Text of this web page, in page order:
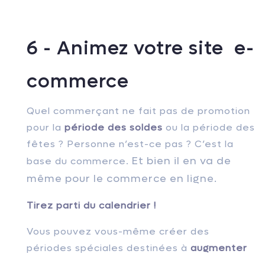
6 - Animez votre site e-
commerce
Quel commerçant ne fait pas de promotion
pour la période des soldes ou la période des
fêtes ? Personne n’est-ce pas ? C’est la
base du commerce. Et bien il en va de
même pour le commerce en ligne.
Tirez parti du calendrier !
Vous pouvez vous-même créer des
périodes spéciales destinées à augmenter